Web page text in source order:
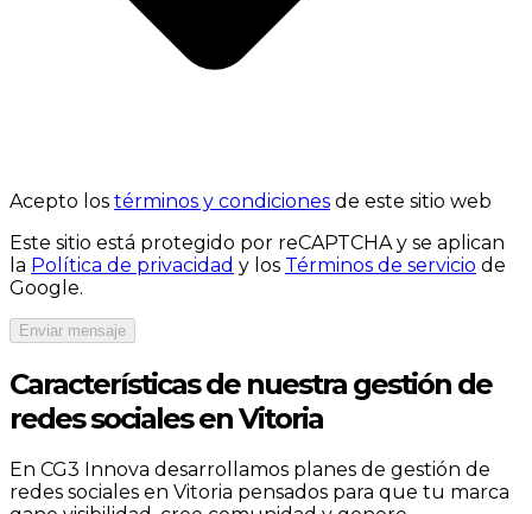
Acepto los términos y condiciones de este sitio web
Este sitio está protegido por reCAPTCHA y se aplican
la Política de privacidad y los Términos de servicio de
Google.
Enviar mensaje
Características de nuestra gestión de
redes sociales en Vitoria
En CG3 Innova desarrollamos planes de gestión de
redes sociales en Vitoria pensados para que tu marca